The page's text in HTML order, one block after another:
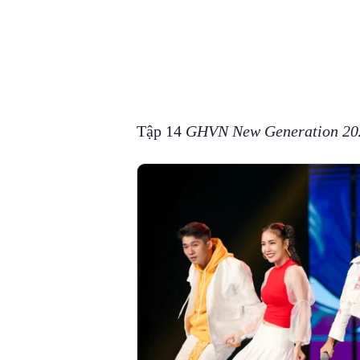
Tập 14GHVN New Generation